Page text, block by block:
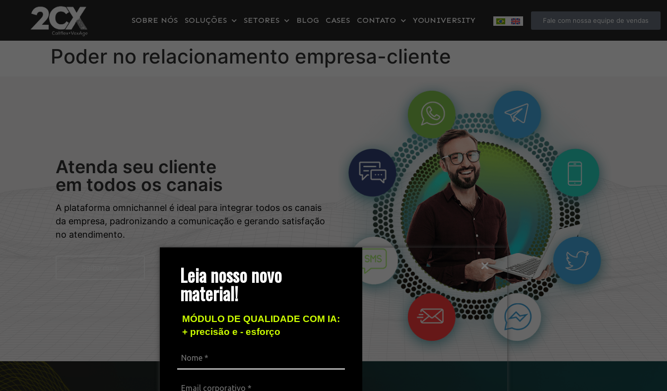
Leia nosso novo
material!
MÓDULO DE QUALIDADE COM IA:
+ precisão e - esforço
SOBRE NÓS SOLUÇÕES SETORES BLOG CASES CONTATO YOUNIVERSITY Fale com nossa equipe de vendas
Poder no relacionamento empresa-cliente
Atenda seu cliente
em todos os canais
A plataforma omnichannel é ideal para integrar todos os canais
da empresa, padronizando a comunicação e gerando satisfação
no atendimento.